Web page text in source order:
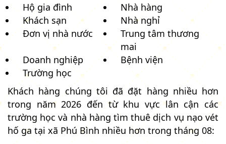
Hộ gia đình
Nhà hàng
Khách sạn
Nhà nghỉ
Đơn vị nhà nước
Trung tâm thương
mai
Doanh nghiệp
Bệnh viện
Trường học
Khách hàng chúng tôi đã đặt hàng nhiều hơn
trong năm 2026 đến từ khu vực lân cận các
trường học và nhà hàng tìm thuê dịch vụ nạo vét
hố ga tại xã Phú Bình nhiều hơn trong tháng 08: